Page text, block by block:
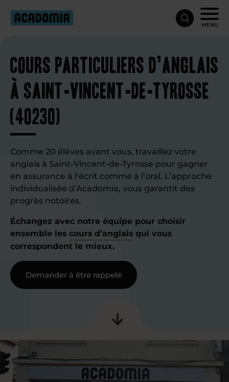
MENU
Cours particuliers d’anglais
à Saint-Vincent-de-Tyrosse
(40230)
Comme 20 élèves avant vous, travaillez votre
anglais à Saint-Vincent-de-Tyrosse pour gagner
en assurance à l’écrit comme à l’oral. L’approche
individualisée d’Acadomia, vous garantit des
progrès notoires.
Échangez avec notre équipe pour choisir
ensemble les cours d’anglais qui vous
correspondent le mieux.
Demander à être rappelé